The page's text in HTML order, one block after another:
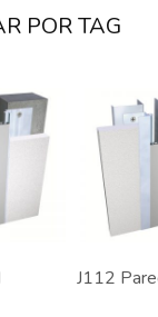
POR TAG
J112